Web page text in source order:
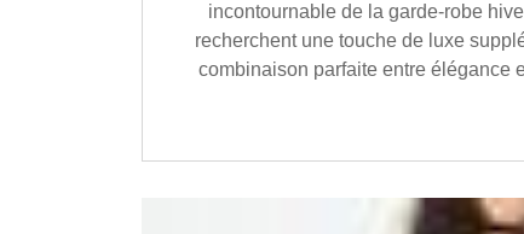
incontournable de la garde-robe
recherchent une touche de luxe
combinaison parfaite entre élégance